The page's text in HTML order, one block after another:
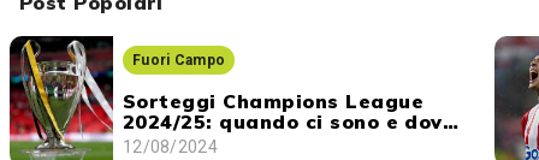
Fuori Campo
Sorteggi Champions League
2024/25: quando ci sono e dove
vederli
12/08/2024